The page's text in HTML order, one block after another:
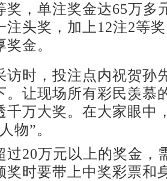
奖，单注奖金达65万多
注头奖，加上12注2等
金。
时，投注点内祝贺孙
。让现场所有彩民羡慕
千万大奖。在大家眼中
物”。
20万元以上的奖金，
奖时要带上中奖彩票和